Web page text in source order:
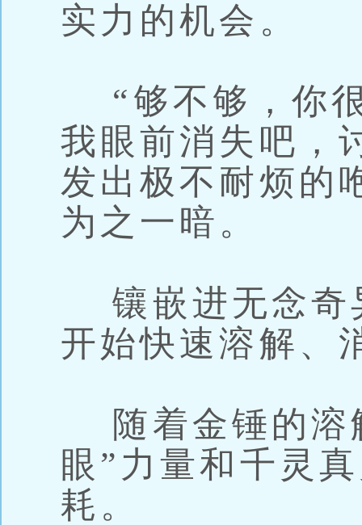
实力的机会。
“够不够，你
我眼前消失吧，
发出极不耐烦的
为之一暗。
镶嵌进无念奇
开始快速溶解、
随着金锤的溶
眼”力量和千灵
耗。